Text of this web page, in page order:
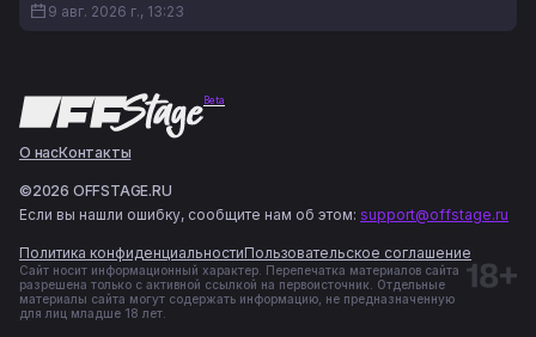
9 авг. 2026 г., 13:23
Beta
О насКонтакты
©2026 OFFSTAGE.RU
Если вы нашли ошибку, сообщите нам об этом: support@offstage.ru
Политика конфиденциальностиПользовательское соглашение
Сайт носит информационный характер. Перепечатка материалов сайта
разрешена только с активной ссылкой на первоисточник. Отдельные
материалы сайта могут содержать информацию, не предназначенную
для лиц младше 18 лет.